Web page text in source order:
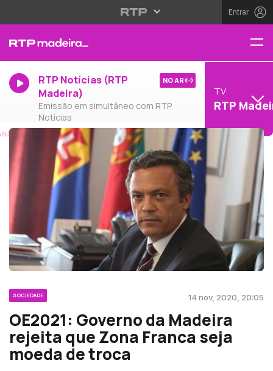
Entrar
RTP Notícias (RTP
Madeira)
Emissão em simultâneo com RTP
Notícias
NO AR
TV
RTP
SOCIEDADE 14 nov, 2020, 20:05
OE2021: Governo da Madeira
rejeita que Zona Franca seja
moeda de troca